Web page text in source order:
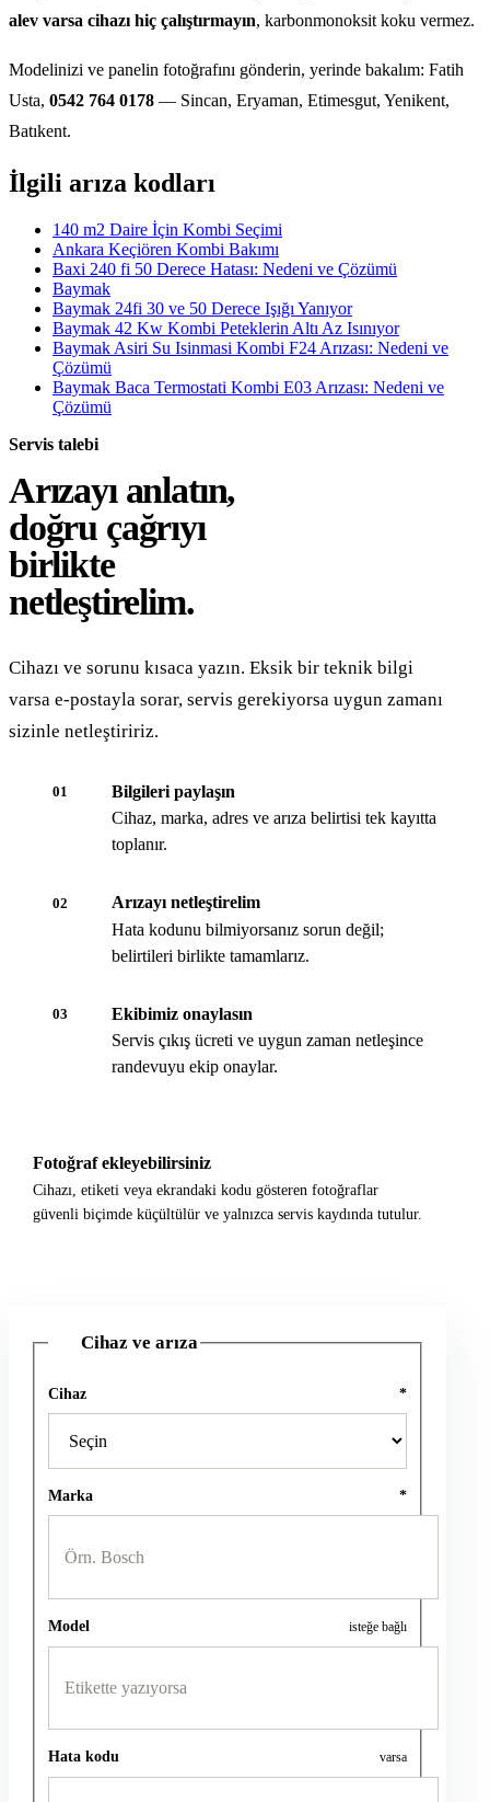
alev varsa cihazı hiç çalıştırmayın, karbonmonoksit koku vermez.
Modelinizi ve panelin fotoğrafını gönderin, yerinde bakalım: Fatih
Usta, 0542 764 0178 — Sincan, Eryaman, Etimesgut, Yenikent,
Batıkent.
İlgili arıza kodları
140 m2 Daire İçin Kombi Seçimi
Ankara Keçiören Kombi Bakımı
Baxi 240 fi 50 Derece Hatası: Nedeni ve Çözümü
Baymak
Baymak 24fi 30 ve 50 Derece Işığı Yanıyor
Baymak 42 Kw Kombi Peteklerin Altı Az Isınıyor
Baymak Asiri Su Isinmasi Kombi F24 Arızası: Nedeni ve
Çözümü
Baymak Baca Termostati Kombi E03 Arızası: Nedeni ve
Çözümü
Servis talebi
Arızayı anlatın,
doğru çağrıyı
birlikte
netleştirelim.
Cihazı ve sorunu kısaca yazın. Eksik bir teknik bilgi
varsa e-postayla sorar, servis gerekiyorsa uygun zamanı
sizinle netleştiririz.
01
Bilgileri paylaşın
Cihaz, marka, adres ve arıza belirtisi tek kayıtta
toplanır.
02
Arızayı netleştirelim
Hata kodunu bilmiyorsanız sorun değil;
belirtileri birlikte tamamlarız.
03
Ekibimiz onaylasın
Servis çıkış ücreti ve uygun zaman netleşince
randevuyu ekip onaylar.
Fotoğraf ekleyebilirsiniz
Cihazı, etiketi veya ekrandaki kodu gösteren fotoğraflar
güvenli biçimde küçültülür ve yalnızca servis kaydında tutulur.
Cihaz ve arıza
Cihaz *
Marka *
Model isteğe bağlı
Hata kodu varsa